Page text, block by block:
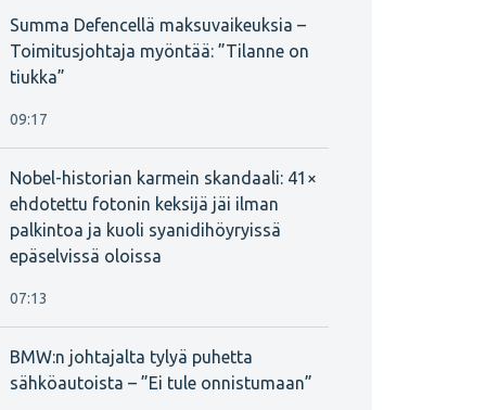
Summa Defencellä maksuvaikeuksia –
Toimitusjohtaja myöntää: ”Tilanne on
tiukka”
09:17
Nobel-historian karmein skandaali: 41×
ehdotettu fotonin keksijä jäi ilman
palkintoa ja kuoli syanidihöyryissä
epäselvissä oloissa
07:13
BMW:n johtajalta tylyä puhetta
sähköautoista – ”Ei tule onnistumaan”